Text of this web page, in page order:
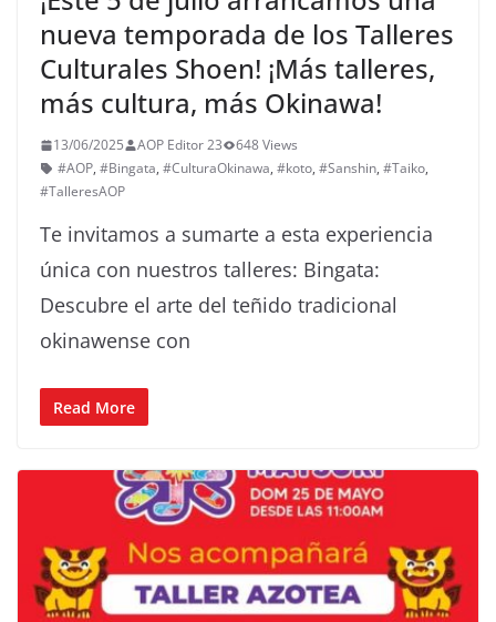
nueva temporada de los Talleres
Culturales Shoen! ¡Más talleres,
más cultura, más Okinawa!
13/06/2025 AOP Editor 23
648 Views
#AOP, #Bingata, #CulturaOkinawa, #koto, #Sanshin, #Taiko,
#TalleresAOP
Te invitamos a sumarte a esta experiencia
única con nuestros talleres: Bingata:
Descubre el arte del teñido tradicional
okinawense con
Read More